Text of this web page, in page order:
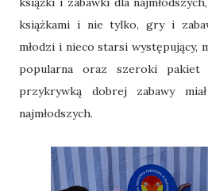
książkami i nie tylko, gry i
młodzi i nieco starsi występujący,
popularna oraz szeroki pakiet
przykrywką dobrej zabawy
najmłodszych.